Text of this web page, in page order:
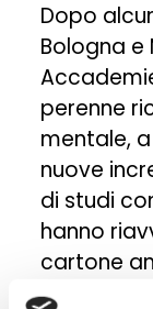
Dopo
Bologna
perenne
mentale,
nuove
di studi
hanno
cartone
più